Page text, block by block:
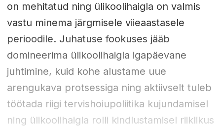
on mehitatud ning ülikoolihaigla on valmis
vastu minema järgmisele viieaastasele
perioodile. Juhatuse fookuses jääb
domineerima ülikoolihaigla igapäevane
juhtimine, kuid kohe alustame uue
arengukava protsessiga ning aktiivselt tuleb
töötada riigi tervishoiupoliitika kujundamisel
ning ülikoolihaigla rolli kindlustamisel riiklikus